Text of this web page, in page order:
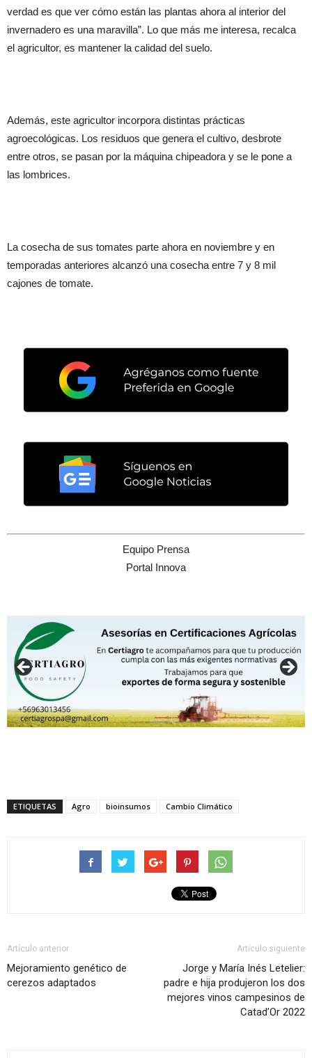
verdad es que ver cómo están las plantas ahora al interior del
invernadero es una maravilla”. Lo que más me interesa, recalca
el agricultor, es mantener la calidad del suelo.
Además, este agricultor incorpora distintas prácticas
agroecológicas. Los residuos que genera el cultivo, desbrote
entre otros, se pasan por la máquina chipeadora y se le pone a
las lombrices.
La cosecha de sus tomates parte ahora en noviembre y en
temporadas anteriores alcanzó una cosecha entre 7 y 8 mil
cajones de tomate.
Equipo Prensa
Portal Innova
ETIQUETAS Agro bioinsumos Cambio Climático
Artículo anterior
Mejoramiento genético de
cerezos adaptados
Artículo siguiente
Jorge y María Inés Letelier:
padre e hija produjeron los dos
mejores vinos campesinos de
Catad’Or 2022